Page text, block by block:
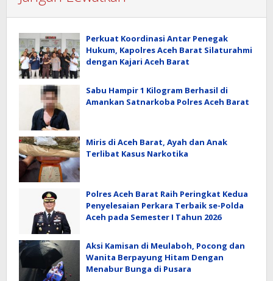
Perkuat Koordinasi Antar Penegak
Hukum, Kapolres Aceh Barat Silaturahmi
dengan Kajari Aceh Barat
Sabu Hampir 1 Kilogram Berhasil di
Amankan Satnarkoba Polres Aceh Barat
Miris di Aceh Barat, Ayah dan Anak
Terlibat Kasus Narkotika
Polres Aceh Barat Raih Peringkat Kedua
Penyelesaian Perkara Terbaik se-Polda
Aceh pada Semester I Tahun 2026
Aksi Kamisan di Meulaboh, Pocong dan
Wanita Berpayung Hitam Dengan
Menabur Bunga di Pusara